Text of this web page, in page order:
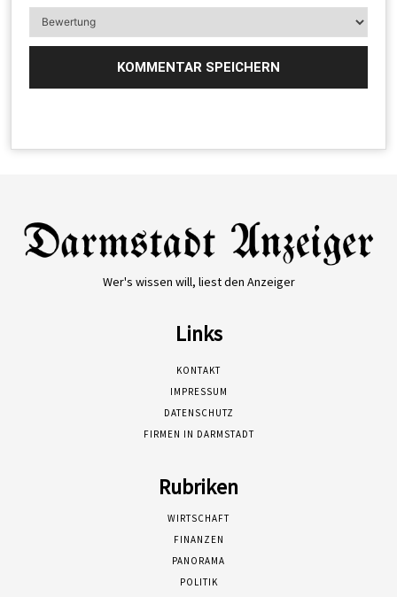
Wer's wissen will, liest den Anzeiger
Links
KONTAKT
IMPRESSUM
DATENSCHUTZ
FIRMEN IN DARMSTADT
Rubriken
WIRTSCHAFT
FINANZEN
PANORAMA
POLITIK